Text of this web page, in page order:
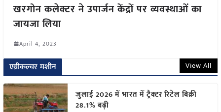
खरगोन कलेक्टर ने उपार्जन केंद्रों पर व्यवस्थाओं का
जायजा लिया
April 4, 2023
एग्रीकल्चर मशीन View All
जुलाई 2026 में भारत में ट्रैक्टर रिटेल बिक्री
28.1% बढ़ी